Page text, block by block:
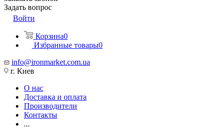
Задать вопрос
Войти
Корзина0
Избранные товары0
info@ironmarket.com.ua
г. Киев
О нас
Доставка и оплата
Производители
Контакты
...